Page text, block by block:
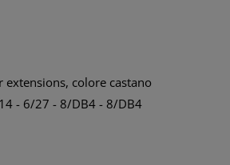
colore castano
- 6/27 - 8/DB4 - 8/DB4